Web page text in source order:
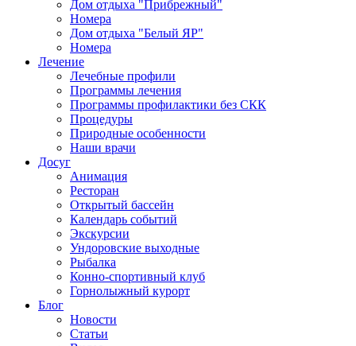
Дом отдыха "Прибрежный"
Номера
Дом отдыха "Белый ЯР"
Номера
Лечение
Лечебные профили
Программы лечения
Программы профилактики без СКК
Процедуры
Природные особенности
Наши врачи
Досуг
Анимация
Ресторан
Открытый бассейн
Календарь событий
Экскурсии
Ундоровские выходные
Рыбалка
Конно-спортивный клуб
Горнолыжный курорт
Блог
Новости
Статьи